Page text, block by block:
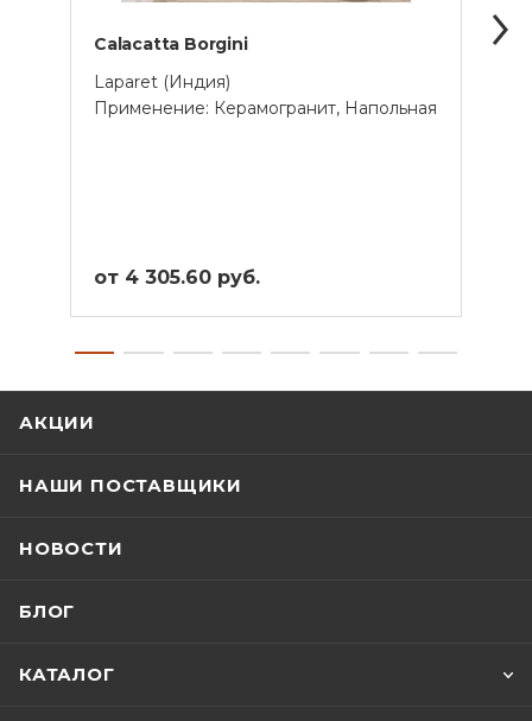
Calacatta Borgini
Laparet (Индия)
Применение: Керамогранит, Напольная
от 4 305.60 руб.
АКЦИИ
НАШИ ПОСТАВЩИКИ
НОВОСТИ
БЛОГ
КАТАЛОГ